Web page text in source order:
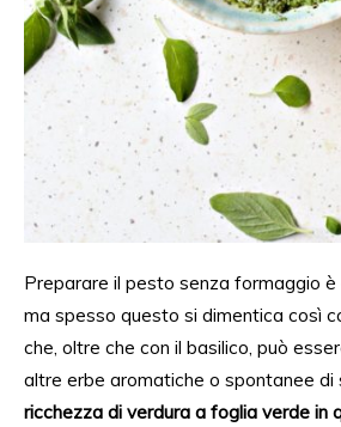
Preparare il pesto senza formaggio è
ma spesso questo si dimentica così
che, oltre che con il basilico, può
altre erbe aromatiche o spontanee di
ricchezza di verdura a foglia verde in